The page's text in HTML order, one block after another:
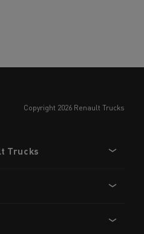
copyright 2026 Renault Trucks
Trucks